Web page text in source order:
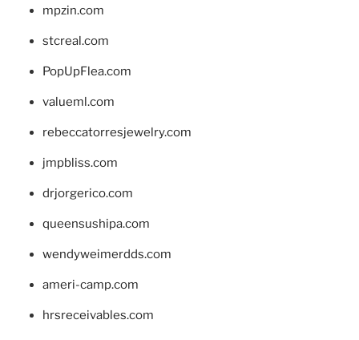
mpzin.com
stcreal.com
PopUpFlea.com
valueml.com
rebeccatorresjewelry.com
jmpbliss.com
drjorgerico.com
queensushipa.com
wendyweimerdds.com
ameri-camp.com
hrsreceivables.com